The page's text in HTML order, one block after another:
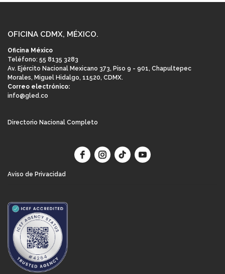
Alemania
OFICINA CDMX, MÉXICO.
Oficina México
Teléfono: 55 8135 3283
Av. Ejército Nacional Mexicano 373, Piso 9 - 901, Chapultepec
Morales, Miguel Hidalgo, 11520, CDMX.
Correo electrónico:
info@gled.co
Directorio Nacional Completo
Aviso de Privacidad